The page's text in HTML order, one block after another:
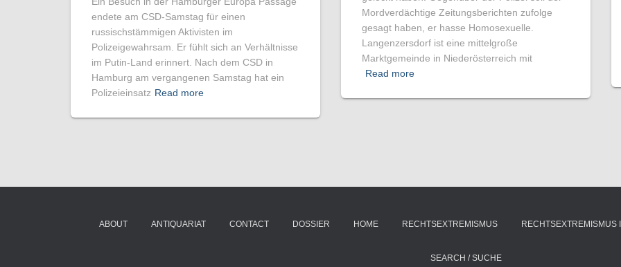
endete am CSD-Samstag für einen
russischstämmigen Aktivisten im
Polizeigewahrsam. Er fühlt sich an Verhältnisse
im Putin-Land erinnert. Nach dem CSD in
Hamburg am vergangenen Samstag hat ein
Polizeieinsatz Read more
Mordverdächtige Zeitungsberichten zufolge
gesagt haben, er hasse Homosexuelle.
Langenzersdorf ist eine mittelgroße
Marktgemeinde in Niederösterreich mit
Read more
ABOUT ANTIQUARIAT CONTACT DOSSIER HOME RECHTSEXTREMISMUS RECHTSEXTREMISMUS
SEARCH / SUCHE